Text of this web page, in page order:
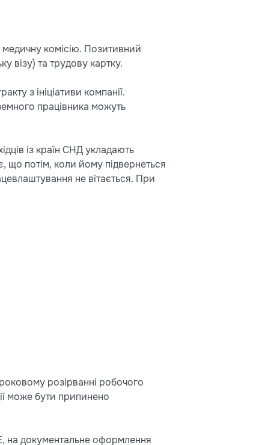
комісію. Позитивний
візу) та трудову картку.
з ініціативи компанії.
працівника можуть
із країн СНД укладають
що потім, коли йому підвернеться
не вітається. При
розірванні робочого
може бути припинено
на документальне оформлення